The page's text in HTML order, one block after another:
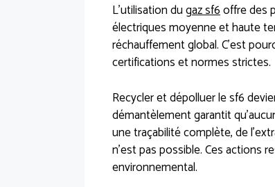
L’utilisation dugaz sf6offre des
électriques moyenne et haute
réchauffement global. C’est
certifications et normes strictes.
Recycler et dépolluer le sf6
démantèlement garantit
une traçabilité complète, de
n’est pas possible. Ces actions
environnemental.